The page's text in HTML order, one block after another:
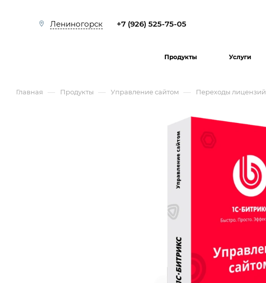
Лениногорск +7 (926) 525-75-05
Продукты Услуги
Главная — Продукты — Управление сайтом — Переходы лицензий